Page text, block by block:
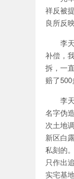
祥反被
良所反
李
补偿，
拆，一
赔了
李
名字伪
次土地
新区白
私刻的
只作出
实宅基